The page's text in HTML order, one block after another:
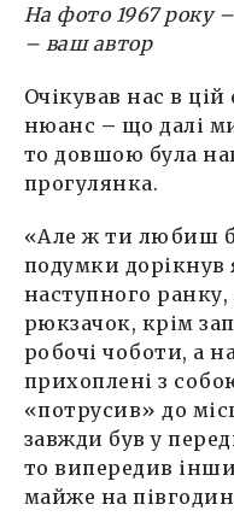
На фото 1967 року
– ваш автор
Очікував нас в
нюанс – що далі
то довшою була
прогулянка.
«Але ж ти любиш
подумки дорікнув
наступного
рюкзачок, крім
робочі чоботи, а
прихоплені з
«потрусив» до
завжди був у
то випередив
майже на